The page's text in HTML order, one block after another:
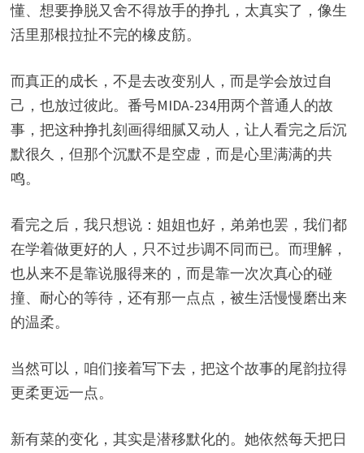
懂、想要挣脱又舍不得放手的挣扎，太真实了，像生
活里那根拉扯不完的橡皮筋。
而真正的成长，不是去改变别人，而是学会放过自
己，也放过彼此。番号MIDA-234用两个普通人的故
事，把这种挣扎刻画得细腻又动人，让人看完之后沉
默很久，但那个沉默不是空虚，而是心里满满的共
鸣。
看完之后，我只想说：姐姐也好，弟弟也罢，我们都
在学着做更好的人，只不过步调不同而已。而理解，
也从来不是靠说服得来的，而是靠一次次真心的碰
撞、耐心的等待，还有那一点点，被生活慢慢磨出来
的温柔。
当然可以，咱们接着写下去，把这个故事的尾韵拉得
更柔更远一点。
新有菜的变化，其实是潜移默化的。她依然每天把日